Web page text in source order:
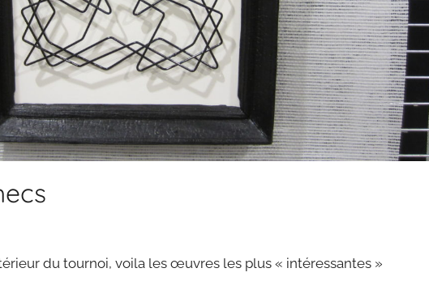
du tournoi, voila les œuvres les plus « intéressantes »